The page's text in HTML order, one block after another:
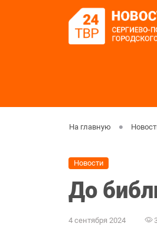
На главную
Новости
До
4 сентября 2024